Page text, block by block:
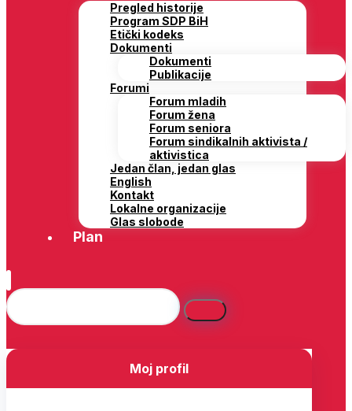
Pregled historije
Program SDP BiH
Etički kodeks
Dokumenti
Dokumenti
Publikacije
Forumi
Forum mladih
Forum žena
Forum seniora
Forum sindikalnih aktivista /
aktivistica
Jedan član, jedan glas
English
Kontakt
Lokalne organizacije
Glas slobode
Plan
Moj profil